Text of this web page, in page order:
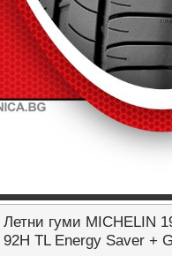
Летни гуми MICHELIN
92H TL Energy Saver +